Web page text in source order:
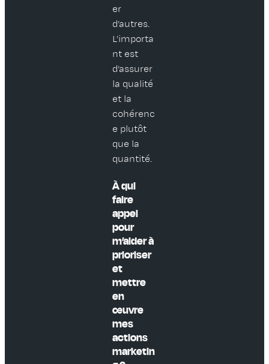
er
d’autres.
L’importa
nt est
d’assurer
la qualité
et la
cohérenc
e plutôt
que la
quantité.
À qui
faire
appel
pour
m’aider à
prioriser
et
mettre
en
œuvre
mes
actions
marketin